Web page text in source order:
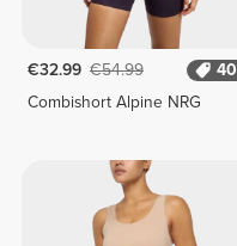
€32.99 €54.99
Combishort Alpine NRG